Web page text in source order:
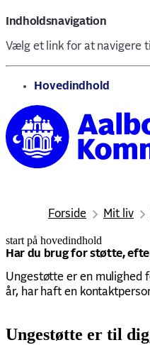
Indholdsnavigation
Vælg et link for at navigere
gå til
Hovedindhold
Forside Mit liv
start på hovedindhold
Har du brug for støtte,
Ungestøtte er en mulighed
år, har haft en
senest opdateret 11. december
Ungestøtte er til